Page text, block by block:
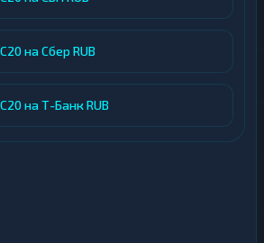
на Сбер RUB
на Т-Банк RUB